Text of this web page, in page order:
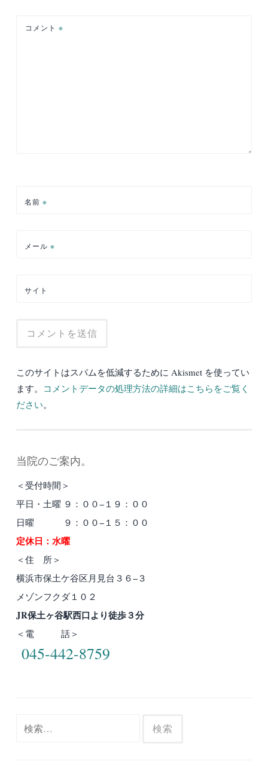
コメント ※
名前 ※
メール ※
サイト
このサイトはスパムを低減するために Akismet を使ってい
ます。 コメントデータの処理方法の詳細はこちらをご覧く
ださい。
当院のご案内。
＜受付時間＞
平日・土曜 ９：００−１９：００
日曜 ９：００−１５：００
定休日：水曜
＜住 所＞
横浜市保土ケ谷区月見台３６−３
メゾンフクダ１０２
JR保土ヶ谷駅西口より徒歩３分
＜電 話＞
045-442-8759